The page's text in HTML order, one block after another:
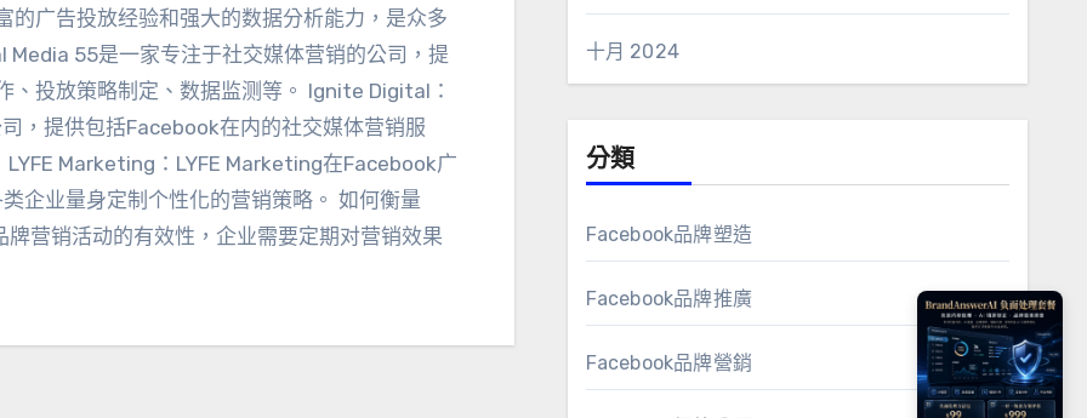
的广告投放经验和强大的数据分析能力 ， 是众多
Media 55是一家专注于社交媒体营销的公司 ， 提
、 投放策略制定 、 数据监测等 。 Ignite Digital ：
， 提供包括Facebook在内的社交媒体营销服
LYFE Marketing ： LYFE Marketing在Facebook广
企业量身定制个性化的营销策略 。 如何衡量
营销活动的有效性 ， 企业需要定期对营销效果
十月 2024
分類
Facebook品牌塑造
Facebook品牌推廣
Facebook品牌營銷